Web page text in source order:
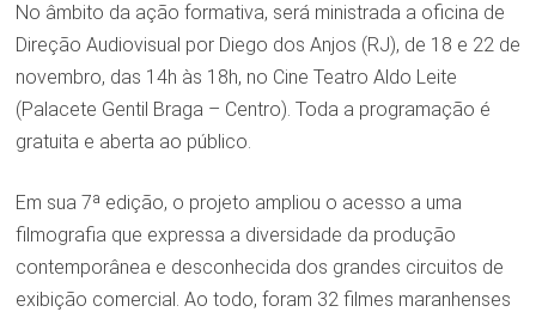
No âmbito da ação formativa, será ministrada a oficina de
Direção Audiovisual por Diego dos Anjos (RJ), de 18 e 22 de
novembro, das 14h às 18h, no Cine Teatro Aldo Leite
(Palacete Gentil Braga – Centro). Toda a programação é
gratuita e aberta ao público.
Em sua 7ª edição, o projeto ampliou o acesso a uma
filmografia que expressa a diversidade da produção
contemporânea e desconhecida dos grandes circuitos de
exibição comercial. Ao todo, foram 32 filmes maranhenses